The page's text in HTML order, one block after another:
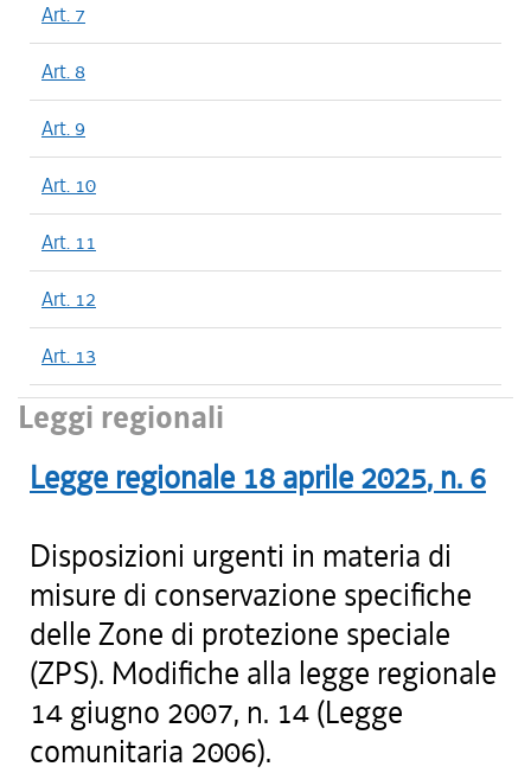
Art. 7
Art. 8
Art. 9
Art. 10
Art. 11
Art. 12
Art. 13
Leggi regionali
Legge regionale 18 aprile 2025, n. 6
Disposizioni urgenti in materia di
misure di conservazione specifiche
delle Zone di protezione speciale
(ZPS). Modifiche alla legge regionale
14 giugno 2007, n. 14 (Legge
comunitaria 2006).